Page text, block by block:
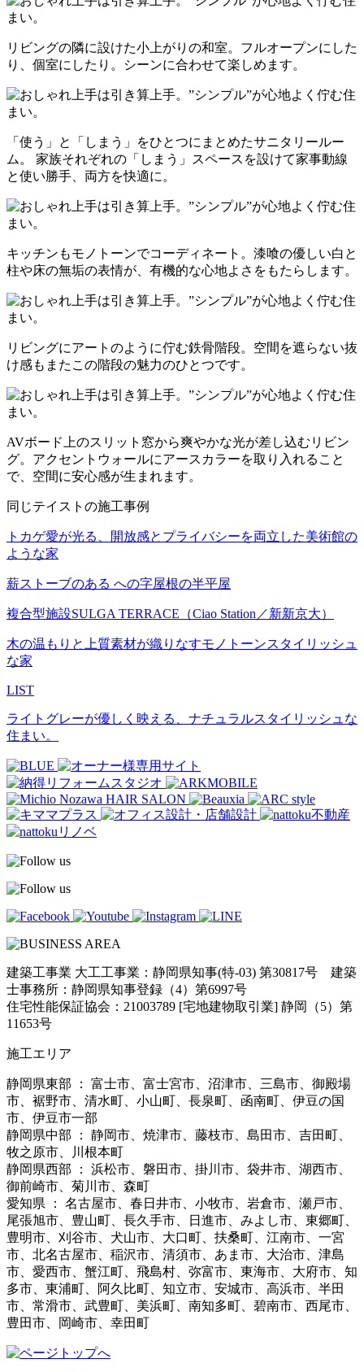
リビングの隣に設けた小上がりの和室。フルオープンにした
り、個室にしたり。シーンに合わせて楽しめます。
「使う」と「しまう」をひとつにまとめたサニタリールー
ム。 家族それぞれの「しまう」スペースを設けて家事動線
と使い勝手、両方を快適に。
キッチンもモノトーンでコーディネート。漆喰の優しい白と
柱や床の無垢の表情が、有機的な心地よさをもたらします。
リビングにアートのように佇む鉄骨階段。空間を遮らない抜
け感もまたこの階段の魅力のひとつです。
AVボード上のスリット窓から爽やかな光が差し込むリビン
グ。アクセントウォールにアースカラーを取り入れること
で、空間に安心感が生まれます。
同じテイストの施工事例
トカゲ愛が光る、開放感とプライバシーを両立した美術館の
ような家
薪ストーブのある への字屋根の半平屋
複合型施設SULGA TERRACE（Ciao Station／新新京大）
木の温もりと上質素材が織りなすモノトーンスタイリッシュ
な家
LIST
ライトグレーが優しく映える、ナチュラルスタイリッシュな
住まい。
建築工事業 大工工事業：静岡県知事(特-03) 第30817号 建築
士事務所：静岡県知事登録（4）第6997号
住宅性能保証協会：21003789 [宅地建物取引業] 静岡（5）第
11653号
施工エリア
静岡県東部 ： 富士市、富士宮市、沼津市、三島市、御殿場
市、裾野市、清水町、小山町、長泉町、函南町、伊豆の国
市、伊豆市一部
静岡県中部 ： 静岡市、焼津市、藤枝市、島田市、吉田町、
牧之原市、川根本町
静岡県西部 ： 浜松市、磐田市、掛川市、袋井市、湖西市、
御前崎市、菊川市、森町
愛知県 ： 名古屋市、春日井市、小牧市、岩倉市、瀬戸市、
尾張旭市、豊山町、長久手市、日進市、みよし市、東郷町、
豊明市、刈谷市、犬山市、大口町、扶桑町、江南市、一宮
市、北名古屋市、稲沢市、清須市、あま市、大治市、津島
市、愛西市、蟹江町、飛島村、弥富市、東海市、大府市、知
多市、東浦町、阿久比町、知立市、安城市、高浜市、半田
市、常滑市、武豊町、美浜町、南知多町、碧南市、西尾市、
豊田市、岡崎市、幸田町